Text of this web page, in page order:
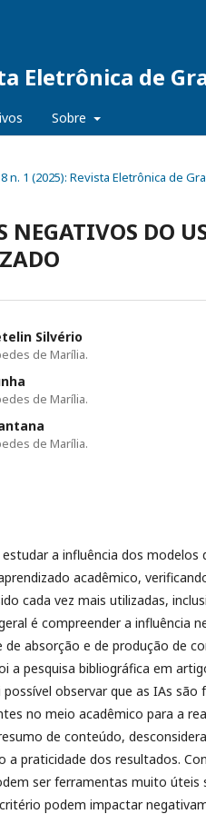
Eletrônica de
Sobre
n. 1 (2025): Revista Eletrônica de
NEGATIVOS DO
Silvério
de Marília.
de Marília.
de Marília.
a influência dos modelos
acadêmico,
cada vez mais utilizadas,
é compreender a influência
de absorção e de produção de
a pesquisa bibliográfica em
possível observar que as IAs
no meio acadêmico para a
de conteúdo,
a praticidade dos resultados.
ser ferramentas muito úteis
podem impactar